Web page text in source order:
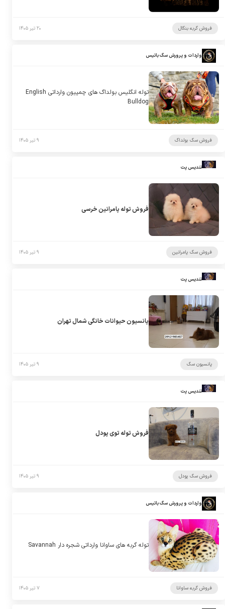
فروش گربه بنگال ۲۰ تیر ۱۴۰۵
واردات و پرورش سگ باتیس
توله انگلیس بولداگ های چمپیون وارداتی English
Bulldog
فروش سگ بولداگ ۹ تیر ۱۴۰۵
تندیس پت
فروش توله پامرانین خرسی
فروش سگ پامرانین ۹ تیر ۱۴۰۵
تندیس پت
پانسیون حیوانات خانگی شمال تهران
پانسیون سگ ۹ تیر ۱۴۰۵
تندیس پت
فروش توله توی پودل
فروش سگ پودل ۹ تیر ۱۴۰۵
واردات و پرورش سگ باتیس
توله گربه های ساوانا وارداتی شجره دار Savannah
فروش گربه ساوانا ۷ تیر ۱۴۰۵